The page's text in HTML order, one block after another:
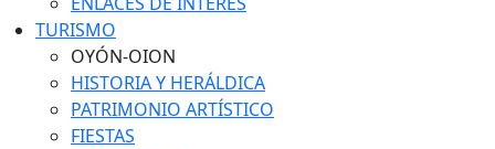
TURISMO
OYÓN-OION
HISTORIA Y HERÁLDICA
PATRIMONIO ARTÍSTICO
FIESTAS